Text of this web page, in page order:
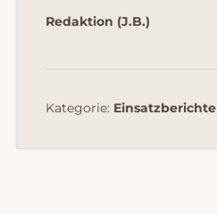
Redaktion (J.B.)
Kategorie: Einsatzberichte